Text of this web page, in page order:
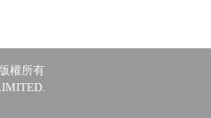
權所有